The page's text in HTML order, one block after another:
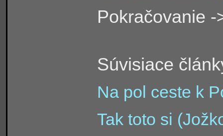
Pokračovanie -
Súvisiace
Na pol ceste k
Tak toto si